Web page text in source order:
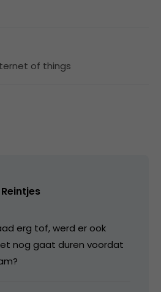
of things
erg tof, werd er ook
nog gaat duren voordat